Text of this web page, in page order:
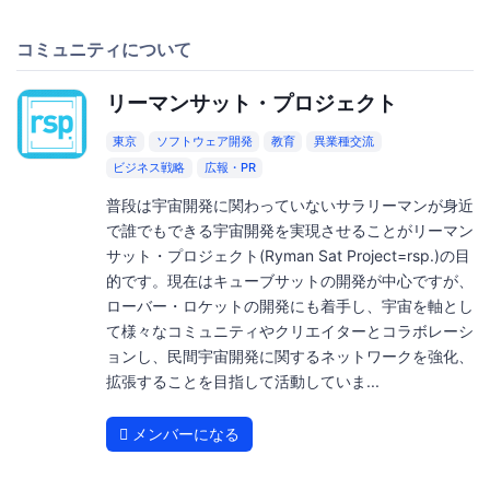
コミュニティについて
リーマンサット・プロジェクト
東京 ソフトウェア開発 教育
異業種交流
ビジネス戦略
広報・PR
普段は宇宙開発に関わっていないサラリーマンが身近
で誰でもできる宇宙開発を実現させることがリーマン
サット・プロジェクト(Ryman Sat Project=rsp.)の目
的です。現在はキューブサットの開発が中心ですが、
ローバー・ロケットの開発にも着手し、宇宙を軸とし
て様々なコミュニティやクリエイターとコラボレーシ
ョンし、民間宇宙開発に関するネットワークを強化、
拡張することを目指して活動していま...
メンバーになる